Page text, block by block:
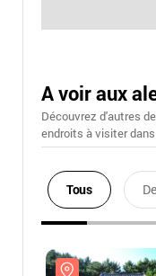
A voir aux
Découvrez d'autres
endroits à visiter
Tous